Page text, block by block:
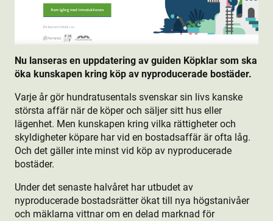
Nu lanseras en uppdatering av guiden Köpklar som ska
öka kunskapen kring köp av nyproducerade bostäder.
Varje år gör hundratusentals svenskar sin livs kanske
största affär när de köper och säljer sitt hus eller
lägenhet. Men kunskapen kring vilka rättigheter och
skyldigheter köpare har vid en bostads­affär är ofta låg.
Och det gäller inte minst vid köp av nyproducerade
bostäder.
Under det senaste halvåret har utbudet av
nyproducerade bostads­rätter ökat till nya högstanivåer
och mäklarna vittnar om en delad marknad för